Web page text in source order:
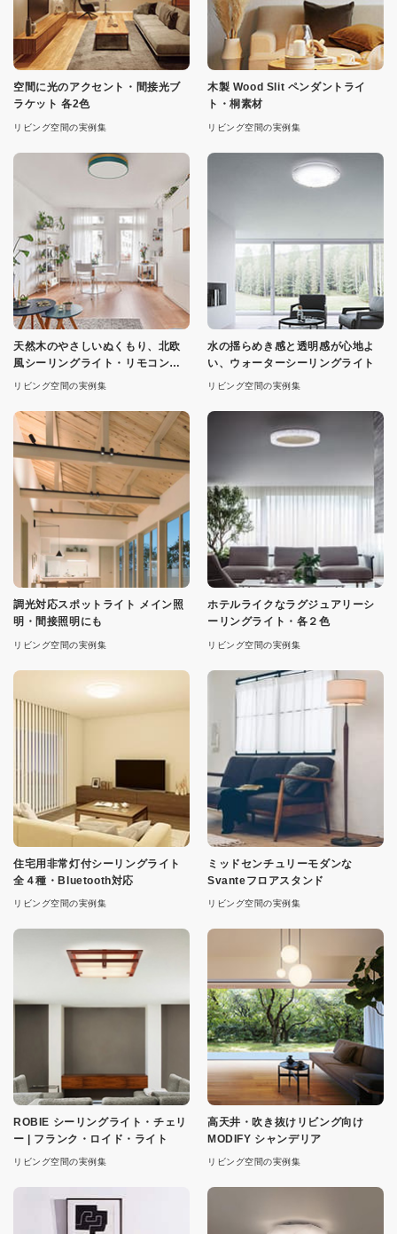
空間に光のアクセント・間接光ブ
ラケット 各2色
リビング空間の実例集
木製 Wood Slit ペンダントライ
ト・桐素材
リビング空間の実例集
天然木のやさしいぬくもり、北欧
風シーリングライト・リモコン付
リビング空間の実例集
水の揺らめき感と透明感が心地よ
い、ウォーターシーリングライト
リビング空間の実例集
調光対応スポットライト メイン照
明・間接照明にも
リビング空間の実例集
ホテルライクなラグジュアリーシ
ーリングライト・各２色
リビング空間の実例集
住宅用非常灯付シーリングライト
全４種・Bluetooth対応
リビング空間の実例集
ミッドセンチュリーモダンな
Svanteフロアスタンド
リビング空間の実例集
ROBIE シーリングライト・チェリ
ー | フランク・ロイド・ライト
リビング空間の実例集
高天井・吹き抜けリビング向け
MODIFY シャンデリア
リビング空間の実例集